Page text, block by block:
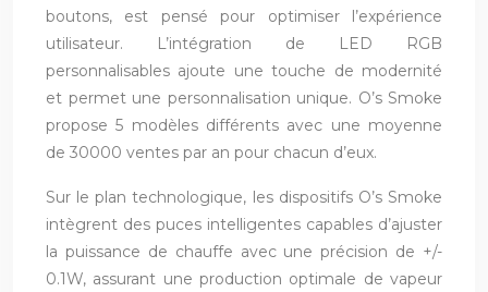
boutons, est pensé pour optimiser l’expérience
utilisateur. L’intégration de LED RGB
personnalisables ajoute une touche de modernité
et permet une personnalisation unique. O’s Smoke
propose 5 modèles différents avec une moyenne
de 30000 ventes par an pour chacun d’eux.
Sur le plan technologique, les dispositifs O’s Smoke
intègrent des puces intelligentes capables d’ajuster
la puissance de chauffe avec une précision de +/-
0.1W, assurant une production optimale de vapeur